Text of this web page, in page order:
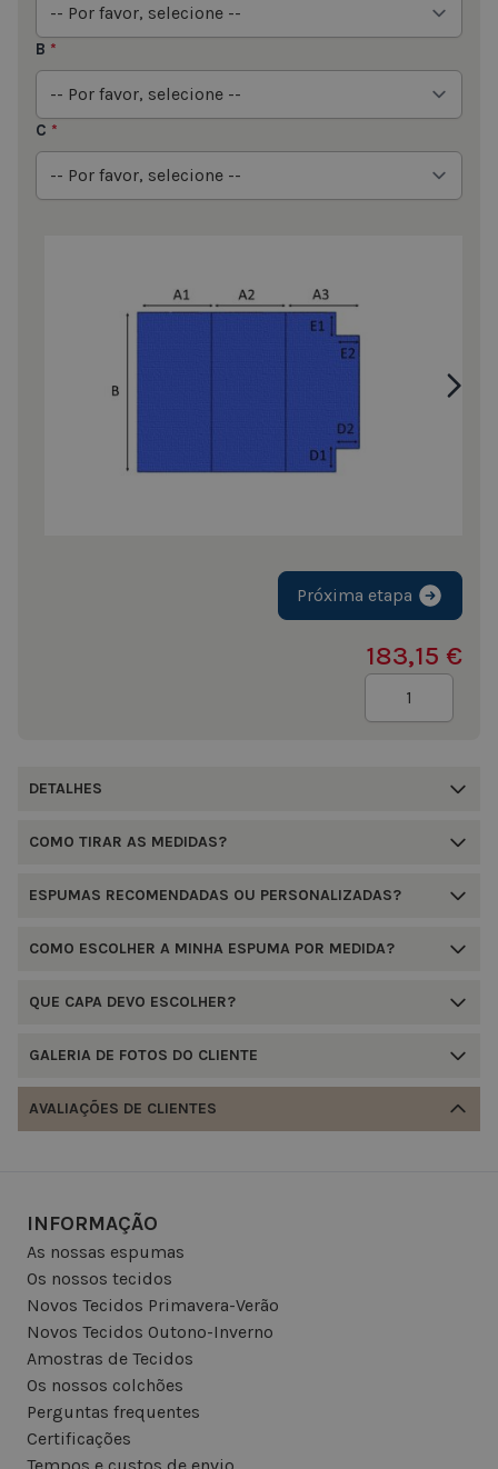
B *
C *
Próxima etapa
183,15 €
Quantidade
DETALHES
COMO TIRAR AS MEDIDAS?
ESPUMAS RECOMENDADAS OU PERSONALIZADAS?
COMO ESCOLHER A MINHA ESPUMA POR MEDIDA?
QUE CAPA DEVO ESCOLHER?
GALERIA DE FOTOS DO CLIENTE
AVALIAÇÕES DE CLIENTES
INFORMAÇÃO
As nossas espumas
Os nossos tecidos
Novos Tecidos Primavera-Verão
Novos Tecidos Outono-Inverno
Amostras de Tecidos
Os nossos colchões
Perguntas frequentes
Certificações